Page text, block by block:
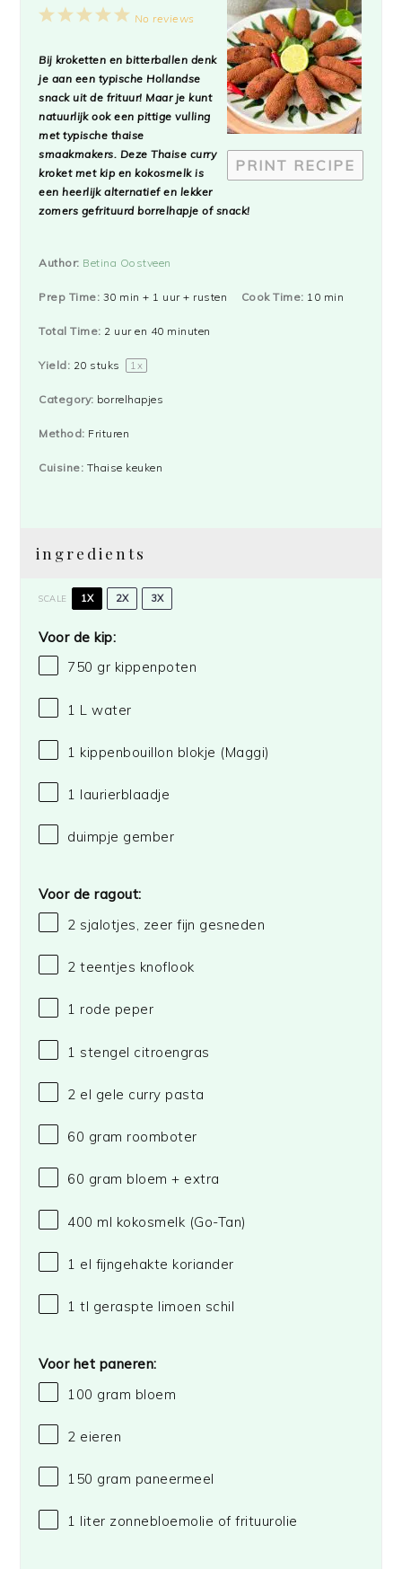
PRINT RECIPE
5
4
3
2
1
No reviews
Bij kroketten en bitterballen denk
je aan een typische Hollandse
snack uit de frituur! Maar je kunt
natuurlijk ook een pittige vulling
met typische thaise
smaakmakers. Deze Thaise curry
kroket met kip en kokosmelk is
een heerlijk alternatief en lekker
zomers gefrituurd borrelhapje of snack!
Author: Betina Oostveen
Prep Time: 30 min + 1 uur + rusten Cook Time: 10 min
Total Time: 2 uur en 40 minuten
Yield: 20 stuks 1x
Category: borrelhapjes
Method: Frituren
Cuisine: Thaise keuken
ingredients
SCALE 1X 2X 3X
Voor de kip:
750 gr kippenpoten
1 L water
1 kippenbouillon blokje (Maggi)
1 laurierblaadje
duimpje gember
Voor de ragout:
2 sjalotjes, zeer fijn gesneden
2 teentjes knoflook
1 rode peper
1 stengel citroengras
2 el gele curry pasta
60 gram roomboter
60 gram bloem + extra
400 ml kokosmelk (Go-Tan)
1 el fijngehakte koriander
1 tl geraspte limoen schil
Voor het paneren:
100 gram bloem
2 eieren
150 gram paneermeel
1 liter zonnebloemolie of frituurolie